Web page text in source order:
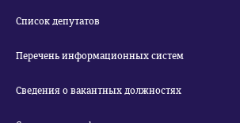
Список депутатов
Перечень информационных систем
Сведения о вакантных должностях